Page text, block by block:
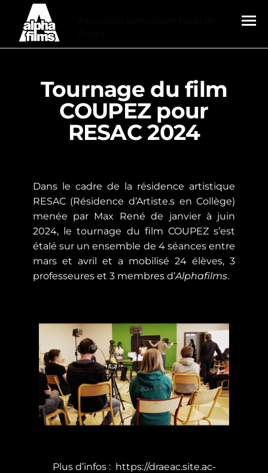
Tournage du film
COUPEZ pour
RESAC 2024
Dans le cadre de la résidence artistique
RESAC (Résidence d’Artiste.s en Collège)
menée par Max René de janvier à juin
2024, le tournage du film COUPEZ s’est
étalé sur un ensemble de 4 séances entre
mars et avril et a mobilisé 24 élèves, 3
professeures et 3 membres d’Alphafilms.
Plus d’infos : https://draeac.site.ac-